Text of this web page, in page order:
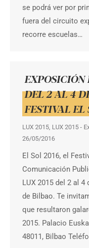
se podrá ver por
fuera del circuito
recorre escuelas…
DEL 2 AL 4
FESTIVAL EL
LUX 2015, LUX 2015 -
26/05/2016
El Sol 2016, el
Comunicación
LUX 2015 del 2 al
de Bilbao. Te
que resultaron
2015. Palacio
48011, Bilbao